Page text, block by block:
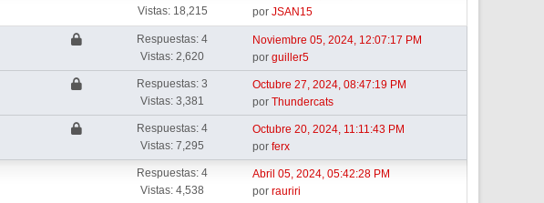
Vistas: 18,215
porJSAN15
Respuestas: 4
Vistas: 2,620
Noviembre 05, 2024, 12:07:17 PM
porguiller5
Respuestas: 3
Vistas: 3,381
Octubre 27, 2024, 08:47:19 PM
porThundercats
Respuestas: 4
Vistas: 7,295
Octubre 20, 2024, 11:11:43 PM
porferx
Respuestas: 4
Vistas: 4,538
Abril 05, 2024, 05:42:28 PM
porrauriri